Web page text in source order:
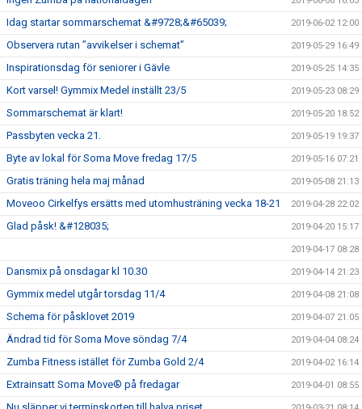
Idag startar sommarschemat &#9728;&#65039; 2019-06-02 12:00
Observera rutan ”avvikelser i schemat” 2019-05-29 16:49
Inspirationsdag för seniorer i Gävle 2019-05-25 14:35
Kort varsel! Gymmix Medel inställt 23/5 2019-05-23 08:29
Sommarschemat är klart! 2019-05-20 18:52
Passbyten vecka 21. 2019-05-19 19:37
Byte av lokal för Soma Move fredag 17/5 2019-05-16 07:21
Gratis träning hela maj månad 2019-05-08 21:13
Moveoo Cirkelfys ersätts med utomhusträning vecka 18-21 2019-04-28 22:02
Glad påsk! &#128035; 2019-04-20 15:17
2019-04-17 08:28
Dansmix på onsdagar kl 10.30 2019-04-14 21:23
Gymmix medel utgår torsdag 11/4 2019-04-08 21:08
Schema för påsklovet 2019 2019-04-07 21:05
Ändrad tid för Soma Move söndag 7/4 2019-04-04 08:24
Zumba Fitness istället för Zumba Gold 2/4 2019-04-02 16:14
Extrainsatt Soma Move® på fredagar 2019-04-01 08:55